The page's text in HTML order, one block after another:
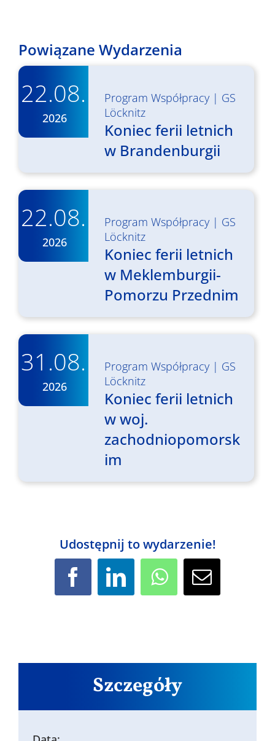
Powiązane Wydarzenia
22.08.
2026
Program Współpracy| GS
Löcknitz
Koniec ferii letnich
w Brandenburgii
22.08.
2026
Program Współpracy| GS
Löcknitz
Koniec ferii letnich
w Meklemburgii-
Pomorzu Przednim
31.08.
2026
Program Współpracy| GS
Löcknitz
Koniec ferii letnich
w woj.
zachodniopomorsk
im
Udostępnij to wydarzenie!
LinkedIn WhatsAppEmail
Szczegóły